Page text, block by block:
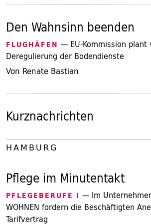
Den Wahnsinn beenden
FLUGHÄFEN — EU-Kommission
Deregulierung der Bodendienste
Von Renate Bastian
Kurznachrichten
HAMBURG
Pflege im Minutentakt
PFLEGEBERUFE I — Im
WOHNEN fordern die Beschäftigten
Tarifvertrag